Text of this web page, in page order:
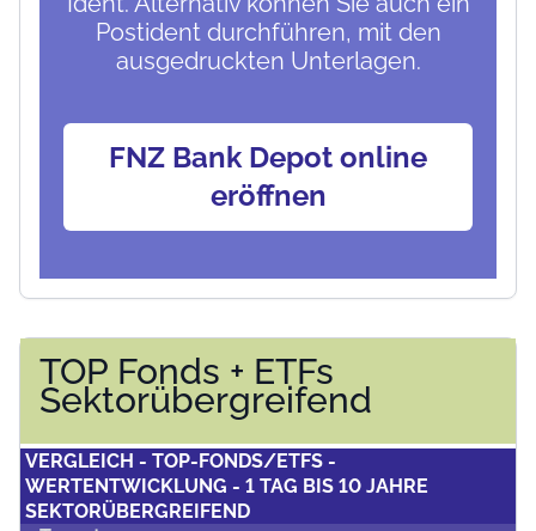
TOP Fonds + ETFs
Sektorübergreifend
VERGLEICH - TOP-FONDS/ETFS -
WERTENTWICKLUNG - 1 TAG BIS 10 JAHRE
SEKTORÜBERGREIFEND
Postident durchführen, mit den
ausgedruckten Unterlagen.
FNZ Bank Depot online
eröffnen